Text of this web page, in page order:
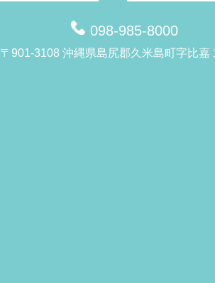
098-985-8000
〒901-3108 沖縄県島尻郡久米島町字比嘉